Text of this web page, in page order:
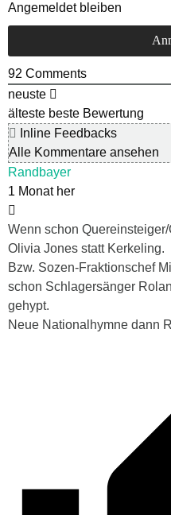
Angemeldet bleiben
92 Comments
neuste
älteste beste Bewertung
Inline Feedbacks
Alle Kommentare ansehen
Randbayer
1 Monat her
Wenn schon
Olivia Jones statt Kerkeling.
Bzw. Sozen-Fraktionschef
schon Schlagersänger
gehypt.
Neue Nationalhymne dann